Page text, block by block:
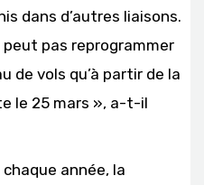
dans d’autres liaisons.
pas reprogrammer
de vols qu’à partir de la
le 25 mars », a-t-il
année, la